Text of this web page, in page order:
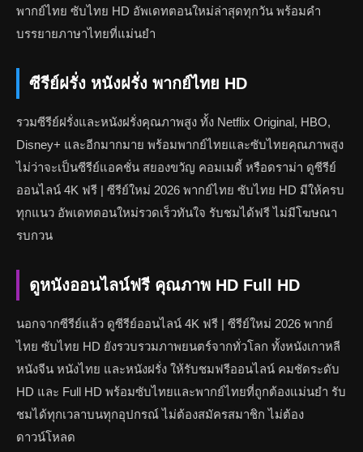
พากย์ไทย ซับไทย HD อัพเดทตอนใหม่ล่าสุดทุกวัน พร้อมคำ
บรรยายภาษาไทยที่แม่นยำ
ซีรีย์ฝรั่ง หนังฝรั่ง พากย์ไทย HD
รวมซีรีย์ฝรั่งและหนังฝรั่งคุณภาพสูง ทั้ง Netflix Original, HBO,
Disney+ และอีกมากมาย พร้อมพากย์ไทยและซับไทยคุณภาพสูง
ไม่ว่าจะเป็นซีรีย์แอคชั่น สยองขวัญ คอมเมดี้ หรือดราม่า ดูซีรีย์
ออนไลน์ 4K ฟรี | ซีรีย์ใหม่ 2026 พากย์ไทย ซับไทย HD มีให้ครบ
ทุกแนว อัพเดทตอนใหม่รวดเร็วทันใจ รับชมได้ฟรี ไม่มีโฆษณา
รบกวน
ดูหนังออนไลน์ฟรี คุณภาพ HD Full HD
นอกจากซีรีย์แล้ว ดูซีรีย์ออนไลน์ 4K ฟรี | ซีรีย์ใหม่ 2026 พากย์
ไทย ซับไทย HD ยังรวบรวมภาพยนตร์จากทั่วโลก ทั้งหนังเกาหลี
หนังจีน หนังไทย และหนังฝรั่ง ให้รับชมฟรีออนไลน์ คมชัดระดับ
HD และ Full HD พร้อมซับไทยและพากย์ไทยที่ถูกต้องแม่นยำ รับ
ชมได้ทุกเวลาบนทุกอุปกรณ์ ไม่ต้องสมัครสมาชิก ไม่ต้อง
ดาวน์โหลด